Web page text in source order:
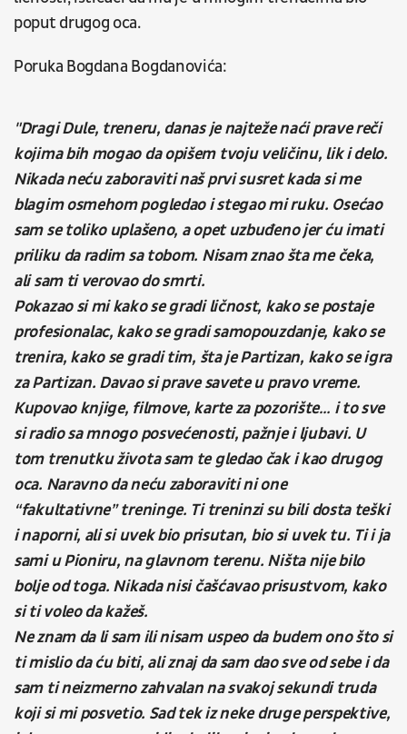
poput drugog oca.
Poruka Bogdana Bogdanovića:
"Dragi Dule, treneru, danas je najteže naći prave reči
kojima bih mogao da opišem tvoju veličinu, lik i delo.
Nikada neću zaboraviti naš prvi susret kada si me
blagim osmehom pogledao i stegao mi ruku. Osećao
sam se toliko uplašeno, a opet uzbuđeno jer ću imati
priliku da radim sa tobom. Nisam znao šta me čeka,
ali sam ti verovao do smrti.
Pokazao si mi kako se gradi ličnost, kako se postaje
profesionalac, kako se gradi samopouzdanje, kako se
trenira, kako se gradi tim, šta je Partizan, kako se igra
za Partizan. Davao si prave savete u pravo vreme.
Kupovao knjige, filmove, karte za pozorište… i to sve
si radio sa mnogo posvećenosti, pažnje i ljubavi. U
tom trenutku života sam te gledao čak i kao drugog
oca. Naravno da neću zaboraviti ni one
“fakultativne” treninge. Ti treninzi su bili dosta teški
i naporni, ali si uvek bio prisutan, bio si uvek tu. Ti i ja
sami u Pioniru, na glavnom terenu. Ništa nije bilo
bolje od toga. Nikada nisi čašćavao prisustvom, kako
si ti voleo da kažeš.
Ne znam da li sam ili nisam uspeo da budem ono što si
ti mislio da ću biti, ali znaj da sam dao sve od sebe i da
sam ti neizmerno zahvalan na svakoj sekundi truda
koji si mi posvetio. Sad tek iz neke druge perspektive,